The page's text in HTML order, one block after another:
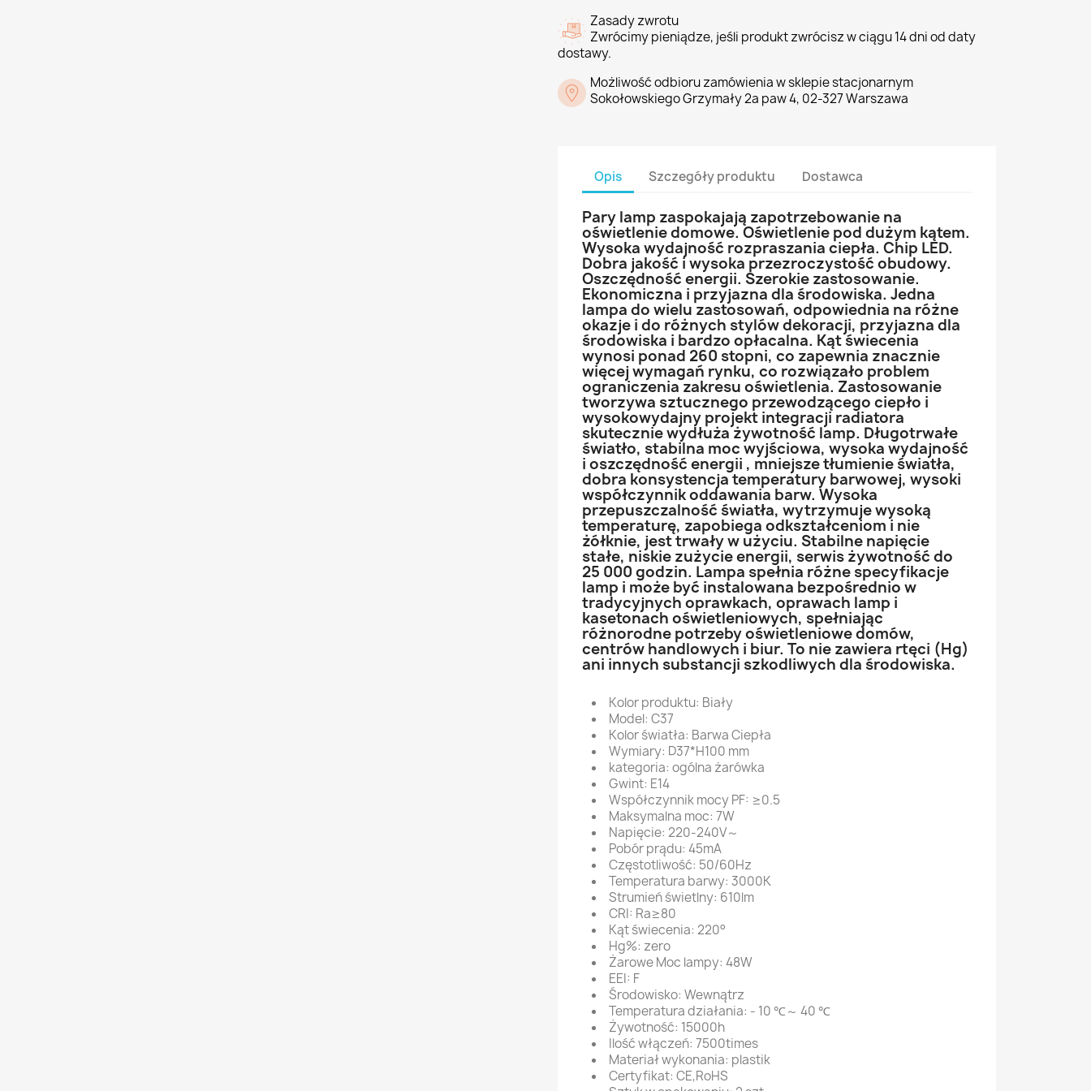
Zasady zwrotu
Zwrócimy pieniądze, jeśli produkt zwrócisz w ciągu 14 dni od daty
dostawy.
Możliwość odbioru zamówienia w sklepie stacjonarnym
Sokołowskiego Grzymały 2a paw 4, 02-327 Warszawa
Opis Szczegóły produktu Dostawca
Pary lamp zaspokajają zapotrzebowanie na
oświetlenie domowe. Oświetlenie pod dużym kątem.
Wysoka wydajność rozpraszania ciepła. Chip LED.
Dobra jakość i wysoka przezroczystość obudowy.
Oszczędność energii. Szerokie zastosowanie.
Ekonomiczna i przyjazna dla środowiska. Jedna
lampa do wielu zastosowań, odpowiednia na różne
okazje i do różnych stylów dekoracji, przyjazna dla
środowiska i bardzo opłacalna. Kąt świecenia
wynosi ponad 260 stopni, co zapewnia znacznie
więcej wymagań rynku, co rozwiązało problem
ograniczenia zakresu oświetlenia. Zastosowanie
tworzywa sztucznego przewodzącego ciepło i
wysokowydajny projekt integracji radiatora
skutecznie wydłuża żywotność lamp. Długotrwałe
światło, stabilna moc wyjściowa, wysoka wydajność
i oszczędność energii , mniejsze tłumienie światła,
dobra konsystencja temperatury barwowej, wysoki
współczynnik oddawania barw. Wysoka
przepuszczalność światła, wytrzymuje wysoką
temperaturę, zapobiega odkształceniom i nie
żółknie, jest trwały w użyciu. Stabilne napięcie
stałe, niskie zużycie energii, serwis żywotność do
25 000 godzin. Lampa spełnia różne specyfikacje
lamp i może być instalowana bezpośrednio w
tradycyjnych oprawkach, oprawach lamp i
kasetonach oświetleniowych, spełniając
różnorodne potrzeby oświetleniowe domów,
centrów handlowych i biur. To nie zawiera rtęci (Hg)
ani innych substancji szkodliwych dla środowiska.
Kolor produktu: Biały
Model: C37
Kolor światła: Barwa Ciepła
Wymiary: D37*H100 mm
kategoria: ogólna żarówka
Gwint: E14
Współczynnik mocy PF: ≥0.5
Maksymalna moc: 7W
Napięcie: 220-240V～
Pobór prądu: 45mA
Częstotliwość: 50/60Hz
Temperatura barwy: 3000K
Strumień świetlny: 610lm
CRI: Ra≥80
Kąt świecenia: 220°
Hg%: zero
Żarowe Moc lampy: 48W
EEI: F
Środowisko: Wewnątrz
Temperatura działania: - 10 ℃～ 40 ℃
Żywotność: 15000h
Ilość włączeń: 7500times
Materiał wykonania: plastik
Certyfikat: CE,RoHS